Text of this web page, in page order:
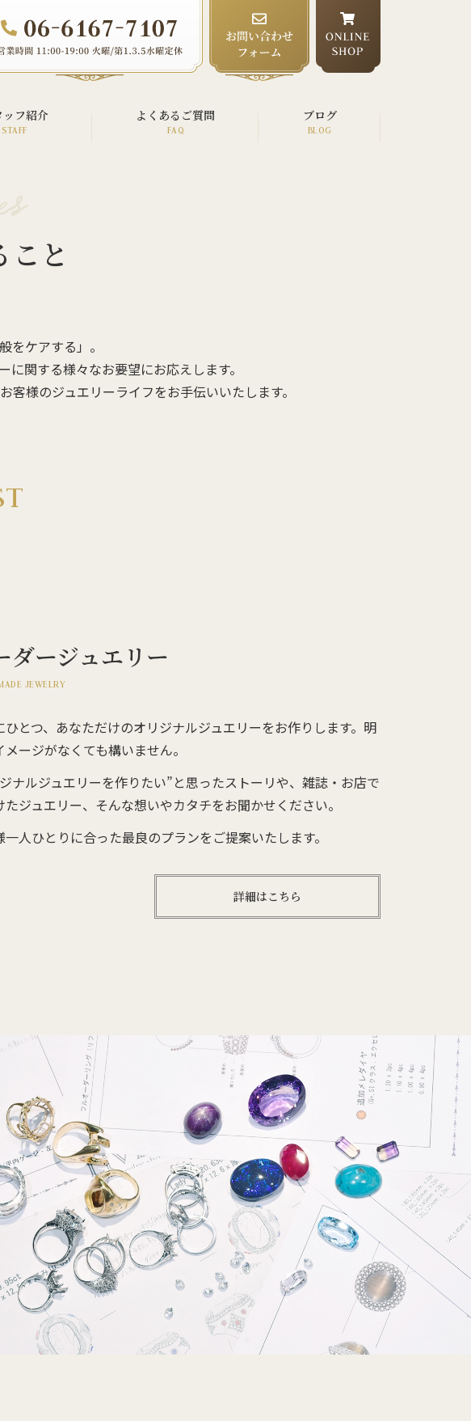
グ
ッフ紹介 よくあるご質問 ブログ
こと
をケアする」。
関する様々なお要望にお応えします。
様のジュエリーライフをお手伝いいたします。
ダージュエリー
JEWELRY
ひとつ、あなただけのオリジナルジュエリーをお作りします。明
メージがなくても構いません。
ナルジュエリーを作りたい”と思ったストーリや、雑誌・お店で
たジュエリー、そんな想いやカタチをお聞かせください。
一人ひとりに合った最良のプランをご提案いたします。
詳細はこちら